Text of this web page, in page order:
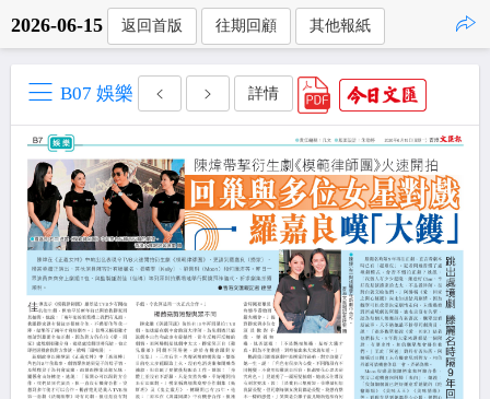
2026-06-15 返回首版 往期回顧 其他報紙
B07 娛樂 詳情